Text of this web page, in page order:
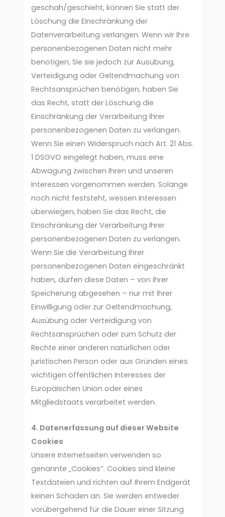
geschah/geschieht, können Sie statt der
Löschung die Einschränkung der
Datenverarbeitung verlangen. Wenn wir Ihre
personenbezogenen Daten nicht mehr
benötigen, Sie sie jedoch zur Ausübung,
Verteidigung oder Geltendmachung von
Rechtsansprüchen benötigen, haben Sie
das Recht, statt der Löschung die
Einschränkung der Verarbeitung Ihrer
personenbezogenen Daten zu verlangen.
Wenn Sie einen Widerspruch nach Art. 21 Abs.
1 DSGVO eingelegt haben, muss eine
Abwägung zwischen Ihren und unseren
Interessen vorgenommen werden. Solange
noch nicht feststeht, wessen Interessen
überwiegen, haben Sie das Recht, die
Einschränkung der Verarbeitung Ihrer
personenbezogenen Daten zu verlangen.
Wenn Sie die Verarbeitung Ihrer
personenbezogenen Daten eingeschränkt
haben, dürfen diese Daten – von ihrer
Speicherung abgesehen – nur mit Ihrer
Einwilligung oder zur Geltendmachung,
Ausübung oder Verteidigung von
Rechtsansprüchen oder zum Schutz der
Rechte einer anderen natürlichen oder
juristischen Person oder aus Gründen eines
wichtigen öffentlichen Interesses der
Europäischen Union oder eines
Mitgliedstaats verarbeitet werden.
4. Datenerfassung auf dieser Website
Cookies
Unsere Internetseiten verwenden so
genannte „Cookies“. Cookies sind kleine
Textdateien und richten auf Ihrem Endgerät
keinen Schaden an. Sie werden entweder
vorübergehend für die Dauer einer Sitzung